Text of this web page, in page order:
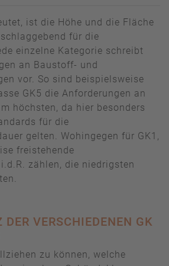
ist die Höhe und die Fläche
für die
einzelne Kategorie schreibt
an Baustoff- und
vor. So sind beispielsweise
GK5 die Anforderungen an
höchsten, da hier besonders
für die
gelten. Wohingegen für GK1,
freistehende
zählen, die niedrigsten
VERSCHIEDENEN GK
zu können, welche